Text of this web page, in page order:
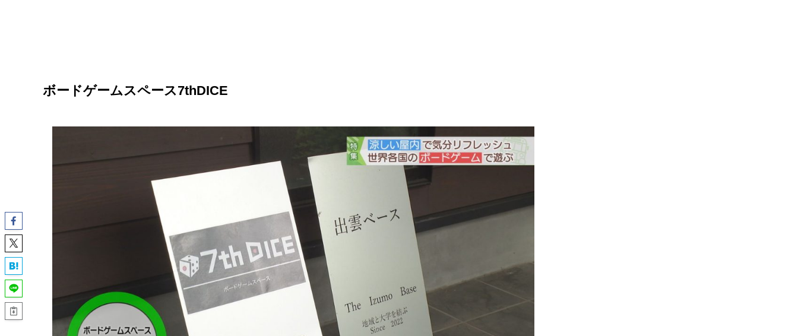
ボードゲームスペース7thDICE